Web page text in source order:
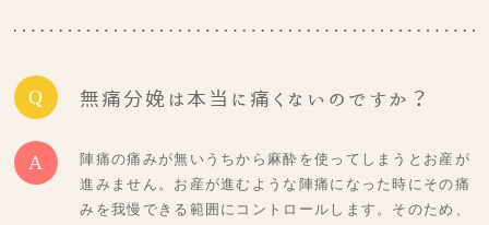
Q 無痛分娩は本当に痛くないのですか？
A
陣痛の痛みが無いうちから麻酔を使ってしまうとお産が
進みません。お産が進むような陣痛になった時にその痛
みを我慢できる範囲にコントロールします。そのため、